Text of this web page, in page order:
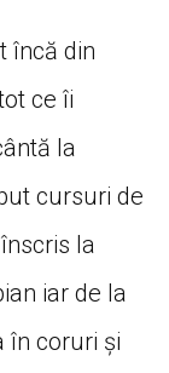
încă din
ce îi
la
cursuri de
la
iar de la
în coruri și